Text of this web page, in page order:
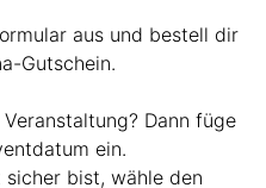
aus und bestell dir
Gutschein.
Dann füge
ein.
bist, wähle den